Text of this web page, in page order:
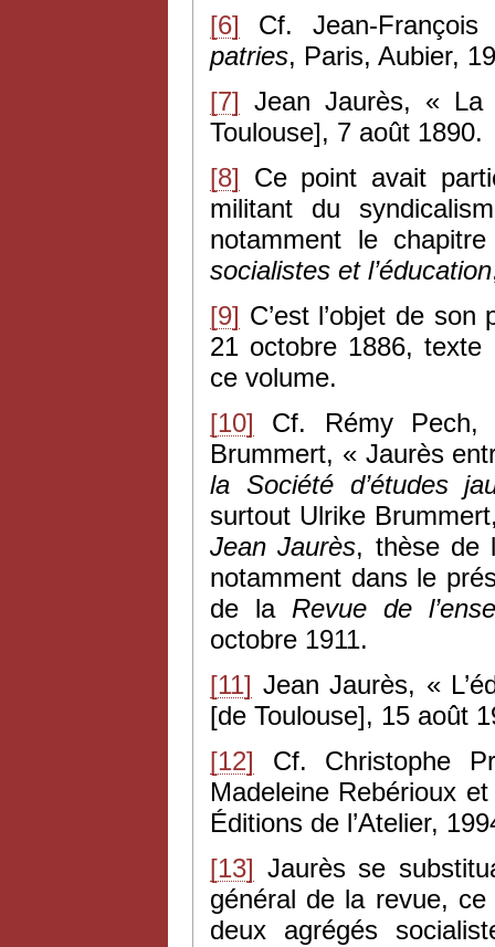
[6]
Cf. Jean-
patries, Paris, Aubier,
[7] Jean Jaurès, «
Toulouse], 7 août 1890.
[8] Ce point avait
militant du
notamment le
socialistes et l’éducation
[9] C’est l’objet de
21 octobre 1886,
ce volume.
[10]
Cf. Rémy
Brummert, « Jaurès
la Société d’études
surtout Ulrike
Jean Jaurès, thèse de
notamment dans le
de la Revue de
octobre 1911.
[11] Jean Jaurès, «
[de Toulouse], 15 août
[12]
Cf. Christophe
Madeleine Rebérioux
Éditions de l’Atelier,
[13] Jaurès se
général de la revue,
deux agrégés